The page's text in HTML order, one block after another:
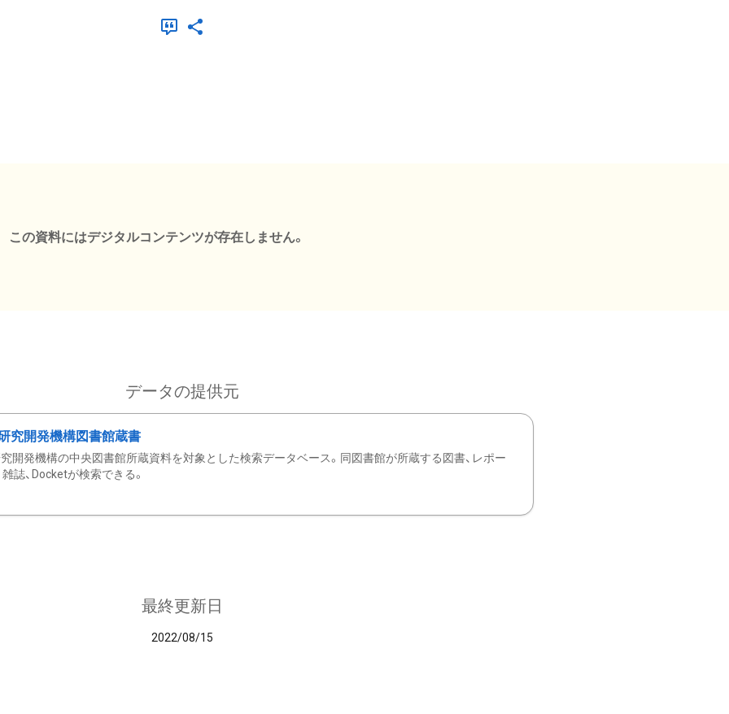
この資料にはデジタルコンテンツが存在しません。
データの提供元
究開発機構図書館蔵書
開発機構の中央図書館所蔵資料を対象とした検索データベース。同図書館が所蔵する図書、レポー
雑誌、Docketが検索できる。
最終更新日
2022/08/15